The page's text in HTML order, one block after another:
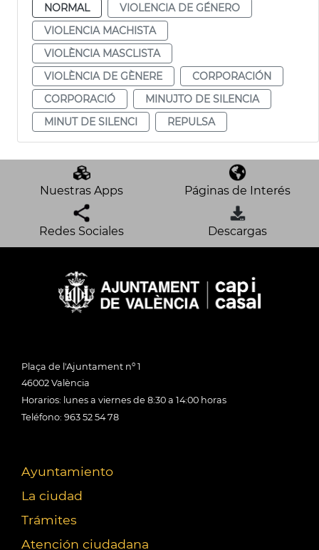
NORMAL
VIOLENCIA DE GÉNERO
VIOLENCIA MACHISTA
VIOLÈNCIA MASCLISTA
VIOLÈNCIA DE GÈNERE
CORPORACIÓN
CORPORACIÓ
MINUJTO DE SILENCIA
MINUT DE SILENCI
REPULSA
Nuestras Apps Páginas de Interés
Redes Sociales Descargas
Plaça de l'Ajuntament nº 1
46002 València
Horarios: lunes a viernes de 8:30 a 14:00 horas
Teléfono: 963 52 54 78
Ayuntamiento
La ciudad
Trámites
Atención ciudadana